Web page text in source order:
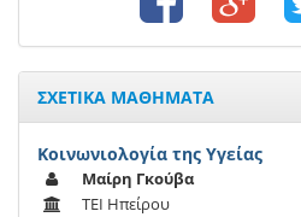
ΣΧΕΤΙΚΑ ΜΑΘΗΜΑΤΑ
Κοινωνιολογία της Υγείας
Μαίρη Γκούβα
ΤΕΙ Ηπείρου